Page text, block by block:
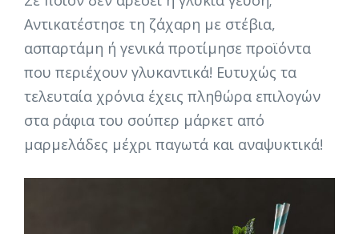
Αντικατέστησε τη ζάχαρη με στέβια,
ασπαρτάμη ή γενικά προτίμησε προϊόντα
που περιέχουν γλυκαντικά! Ευτυχώς τα
τελευταία χρόνια έχεις πληθώρα επιλογών
στα ράφια του σούπερ μάρκετ από
μαρμελάδες μέχρι παγωτά και αναψυκτικά!